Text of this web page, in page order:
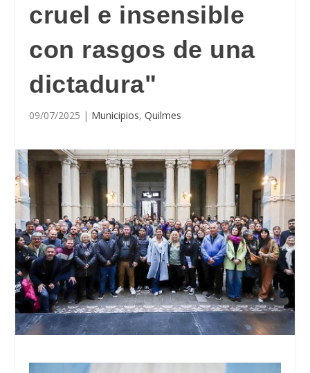
cruel e insensible
con rasgos de una
dictadura"
09/07/2025 | Municipios,Quilmes